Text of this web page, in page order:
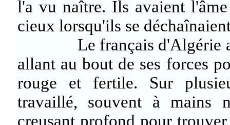
l'a vu naître. Ils avaient
cieux lorsqu'ils se
Le français d'Algérie a
allant au bout de ses forces
rouge et fertile. Sur
travaillé, souvent à mains
creusant profond pour